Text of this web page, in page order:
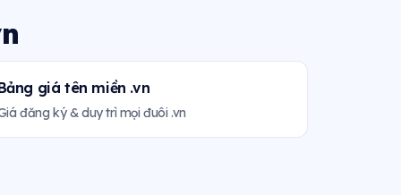
giá tên miền .vn
đăng ký & duy trì mọi đuôi .vn